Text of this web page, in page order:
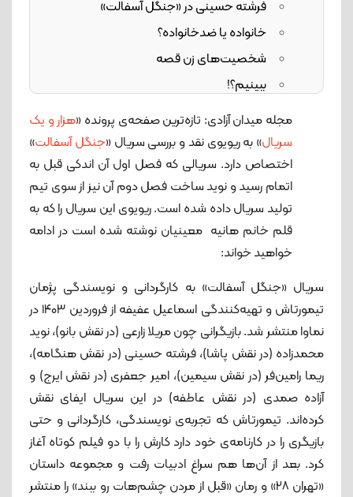
فرشته حسینی در «جنگل آسفالت»
خانواده یا ضدخانواده؟
شخصیت‌های زن قصه
ببینیم؟!
مجله میدان آزادی: تازه‌ترین صفحه‌ی پرونده «هزار و یک
سریال» به ریویوی نقد و بررسی سریال «جنگل آسفالت»
اختصاص دارد. سریالی که فصل اول آن اندکی قبل به
اتمام رسید و نوید ساخت فصل دوم آن نیز از سوی تیم
تولید سریال داده شده است. ریویوی این سریال را که به
قلم خانم هانیه معینیان نوشته شده است در ادامه
خواهید خواند:
سریال «جنگل آسفالت» به کارگردانی و نویسندگی پژمان
تیمورتاش و تهیه‌کنندگی اسماعیل عفیفه از فروردین ۱۴۰۳ در
نماوا منتشر شد. بازیگرانی چون مریلا زارعی (در نقش بانو)، نوید
محمدزاده (در نقش پاشا)، فرشته حسینی (در نقش هنگامه)،
ریما رامین‌فر (در نقش سیمین)، امیر جعفری (در نقش ایرج) و
آزاده صمدی (در نقش عاطفه) در این سریال ایفای نقش
کرده‌اند. تیمورتاش که تجربه‌ی نویسندگی، کارگردانی و حتی
بازیگری را در کارنامه‌ی خود دارد کارش را با دو فیلم کوتاه آغاز
کرد. بعد از آن‌ها هم سراغ ادبیات رفت و مجموعه داستان
«تهران ۲۸» و رمان «قبل از مردن چشم‌هات رو ببند» را منتشر